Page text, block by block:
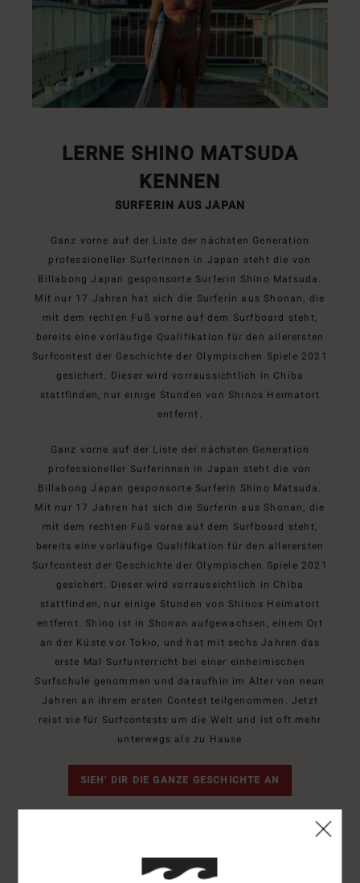
LERNE SHINO MATSUDA
KENNEN
SURFERIN AUS JAPAN
Ganz vorne auf der Liste der nächsten Generation
professioneller Surferinnen in Japan steht die von
Billabong Japan gesponsorte Surferin Shino Matsuda.
Mit nur 17 Jahren hat sich die Surferin aus Shonan, die
mit dem rechten Fuß vorne auf dem Surfboard steht,
bereits eine vorläufige Qualifikation für den allerersten
Surfcontest der Geschichte der Olympischen Spiele 2021
gesichert. Dieser wird vorraussichtlich in Chiba
stattfinden, nur einige Stunden von Shinos Heimatort
entfernt.
Ganz vorne auf der Liste der nächsten Generation
professioneller Surferinnen in Japan steht die von
Billabong Japan gesponsorte Surferin Shino Matsuda.
Mit nur 17 Jahren hat sich die Surferin aus Shonan, die
mit dem rechten Fuß vorne auf dem Surfboard steht,
bereits eine vorläufige Qualifikation für den allerersten
Surfcontest der Geschichte der Olympischen Spiele 2021
gesichert. Dieser wird vorraussichtlich in Chiba
stattfinden, nur einige Stunden von Shinos Heimatort
entfernt. Shino ist in Shonan aufgewachsen, einem Ort
an der Küste vor Tokio, und hat mit sechs Jahren das
erste Mal Surfunterricht bei einer einheimischen
Surfschule genommen und daraufhin im Alter von neun
Jahren an ihrem ersten Contest teilgenommen. Jetzt
reist sie für Surfcontests um die Welt und ist oft mehr
unterwegs als zu Hause
SIEH' DIR DIE GANZE GESCHICHTE AN
"Surfen stellt mich immer wieder auf die Probe.
Das reizt mich und beschert mir eine klare Sicht